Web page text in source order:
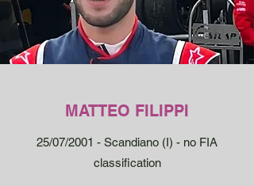
MATTEO FILIPPI
25/07/2001 - Scandiano (I) - no FIA
classification